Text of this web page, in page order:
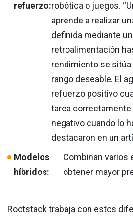
refuerzo:robótica o juegos.
aprende a realizar
definida mediante
retroalimentación
rendimiento se sitúa
rango deseable. El
refuerzo positivo
tarea
negativo cuando lo
destacaron en un
Modelos
híbridos:
Combinan varios
obtener mayor
Rootstack trabaja con estos